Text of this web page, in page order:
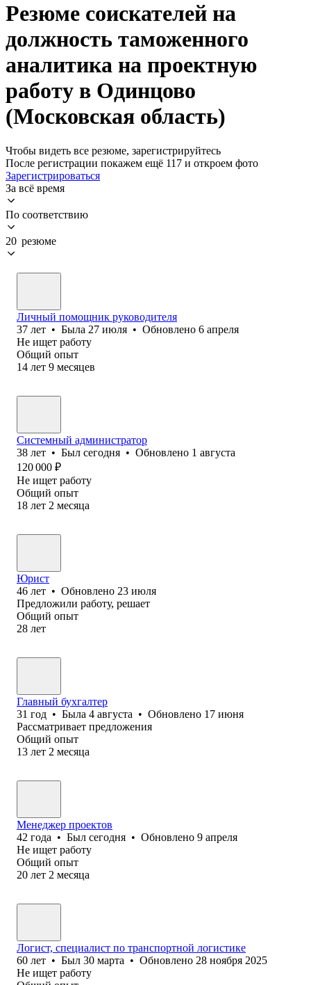
Резюме соискателей на
должность таможенного
аналитика на проектную
работу в Одинцово
(Московская область)
Чтобы видеть все резюме, зарегистрируйтесь
После регистрации покажем ещё 117 и откроем фото
Зарегистрироваться
За всё время
По соответствию
20 резюме
Личный помощник руководителя
37 лет • Была 27 июля • Обновлено 6 апреля
Не ищет работу
Общий опыт
14 лет 9 месяцев
Системный администратор
38 лет • Был сегодня • Обновлено 1 августа
120 000 ₽
Не ищет работу
Общий опыт
18 лет 2 месяца
Юрист
46 лет • Обновлено 23 июля
Предложили работу, решает
Общий опыт
28 лет
Главный бухгалтер
31 год • Была 4 августа • Обновлено 17 июня
Рассматривает предложения
Общий опыт
13 лет 2 месяца
Менеджер проектов
42 года • Был сегодня • Обновлено 9 апреля
Не ищет работу
Общий опыт
20 лет 2 месяца
Логист, специалист по транспортной логистике
60 лет • Был 30 марта • Обновлено 28 ноября 2025
Не ищет работу